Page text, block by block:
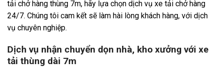
tải chở hàng thùng 7m, hãy lựa chọn dịch vụ xe tải chở hàng
24/7. Chúng tôi cam kết sẽ làm hài lòng khách hàng, với dịch
vụ chuyên nghiệp.
Dịch vụ nhận chuyển dọn nhà, kho xưởng với xe
tải thùng dài 7m